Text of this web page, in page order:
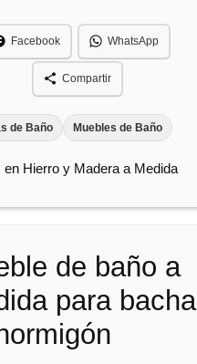
Facebook WhatsApp
Compartir
de Baño Muebles de Baño
en Hierro y Madera a Medida
de baño a
para bacha